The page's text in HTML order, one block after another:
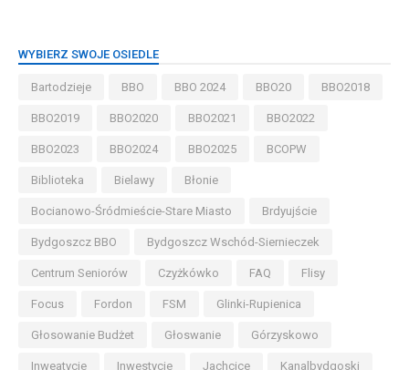
WYBIERZ SWOJE OSIEDLE
Bartodzieje BBO BBO 2024 BBO20 BBO2018
BBO2019 BBO2020 BBO2021 BBO2022
BBO2023 BBO2024 BBO2025 BCOPW
Biblioteka Bielawy Błonie
Bocianowo-Śródmieście-Stare Miasto Brdyujście
Bydgoszcz BBO Bydgoszcz Wschód-Siernieczek
Centrum Seniorów Czyżkówko FAQ Flisy
Focus Fordon FSM Glinki-Rupienica
Głosowanie Budżet Głoswanie Górzyskowo
Inweatycje Inwestycje Jachcice Kanalbydgoski